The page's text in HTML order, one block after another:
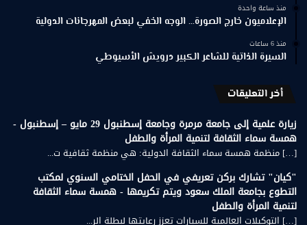
منذ ساعة واحدة
الإعلاميون خارج الصورة… الوجه الخفي لبعض المهرجانات الدولية
منذ 6 ساعات
السيرة الذاتية للشاعر الكبير درويش الأسيوطي
أخر التعليقات
زيارة علمية إلى جامعة مرمرة وجامعة إسطنبول 29 مايو – إسطنبول -
همسة سماء الثقافة لتنمية المرأة والطفل
[…] منظمة همسة سماء الثقافة الدولية: هي منظمة ثقافية ت...
"كيان" تشارك بركن تعريفي في الحفل الختامي السنوي لمكتب
التطوع بجامعة الملك سعود ويتم تكريمها - همسة سماء الثقافة
لتنمية المرأة والطفل
[…] التوكيلات العالمية للسيارات تعزز رعايتها لبطلة الر...